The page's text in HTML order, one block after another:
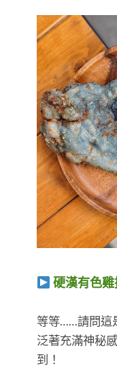
硬漢有色雞
等等……請問這
泛著充滿神秘
到！